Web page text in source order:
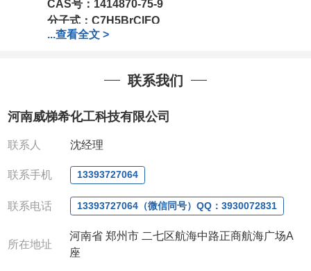
CAS号： 1414870-75-9
分子式： C7H5BrClFO
分子量：239.47
可根据客户需求进行分装
我司对高校及科研单位先发货和
全额退款,并承担所有运费。
:0371-63377391/13393727064
QQ:3930072831
微信 :13393727064
联系人: 沈晓东(欢迎致电
...查看全文 >
联系我们
河南威梯希化工科技有限公司
联系人 沈经理
联系手机 13393727064
联系电话 13393727064（微信同号）QQ：3930072831
所在地址
河南省 郑州市 二七区航海中路正商航海广场A
座